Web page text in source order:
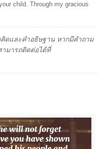
child. Through my gracious
ดและคำอธิษฐาน หากมีคำถาม
มารถติดต่อได้ที่